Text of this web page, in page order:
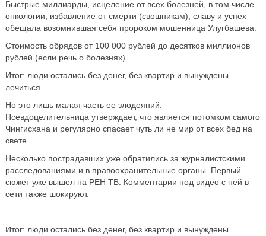
Быстрые миллиарды, исцеление от всех болезней, в том числе
онкологии, избавление от смерти (свошникам), славу и успех
обещала возомнившая себя пророком мошенница Улугбашева.
Стоимость обрядов от 100 000 рублей до десятков миллионов
рублей (если речь о болезнях)
Итог: люди остались без денег, без квартир и вынуждены
лечиться.
Но это лишь малая часть ее злодеяний.
Псевдоцелительница утверждает, что является потомком самого
Чингисхана и регулярно спасает чуть ли не мир от всех бед на
свете.
Несколько пострадавших уже обратились за журналистскими
расследованиями и в правоохранительные органы. Первый
сюжет уже вышел на РЕН ТВ. Комментарии под видео с ней в
сети также шокируют.
Итог: люди остались без денег, без квартир и вынуждены